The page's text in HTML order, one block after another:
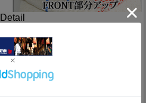
Detail
の御洒落本舗さんから、「花火
ご紹介です。
体的な柄をプリントで落とし込
トなキャップが登場しました！
す♪